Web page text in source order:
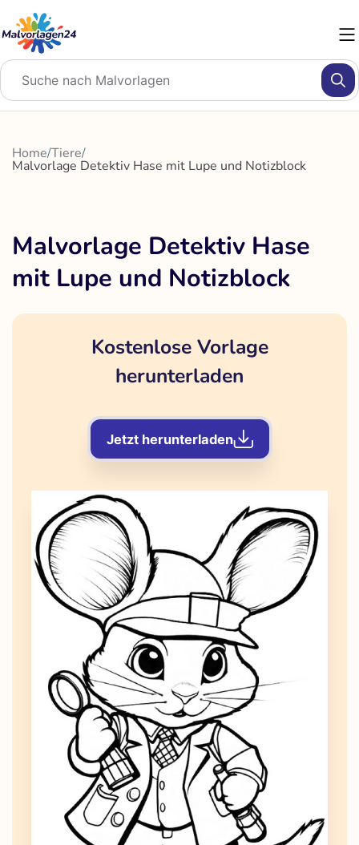
Inhalt
springen
Home/Tiere/
Malvorlage Detektiv Hase mit Lupe und Notizblock
Malvorlage Detektiv Hase
mit Lupe und Notizblock
Kostenlose Vorlage
herunterladen
Jetzt herunterladen